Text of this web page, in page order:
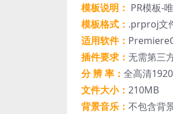
模板说明： PR模板-
模板格式： .prproj文
适用软件：
插件要求： 无需第三
分 辨 率： 全高清
文件大小： 210MB
背景音乐： 不包含背